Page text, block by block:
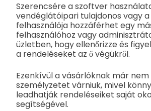
Szerencsére a szoftver
vendéglátóipari tulajdonos vagy a
felhasználója hozzáférhet egy
felhasználóhoz vagy
üzletben, hogy ellenőrizze és
a rendeléseket az ő végükről.
Ezenkívül a vásárlóknak már nem
személyzetet várniuk, mivel
leadhatják rendeléseiket saját
segítségével.